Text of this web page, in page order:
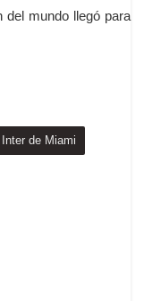
del mundo llegó para
Inter de Miami